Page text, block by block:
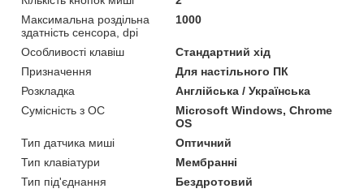
Максимальна роздільна
здатність сенсора, dpi
1000
Особливості клавіш
Стандартний хід
Призначення
Для настільного ПК
Розкладка
Англійська / Українська
Сумісність з ОС
Microsoft Windows, Chrome
OS
Тип датчика миші
Оптичний
Тип клавіатури
Мембранні
Тип під'єднання
Бездротовий